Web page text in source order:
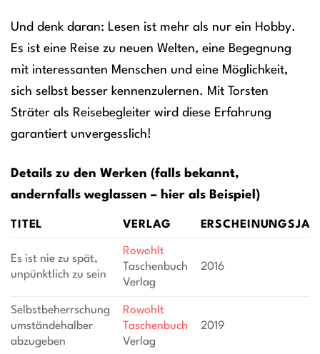
Und denk daran: Lesen ist mehr als nur ein Hobby.
Es ist eine Reise zu neuen Welten, eine Begegnung
mit interessanten Menschen und eine Möglichkeit,
sich selbst besser kennenzulernen. Mit Torsten
Sträter als Reisebegleiter wird diese Erfahrung
garantiert unvergesslich!
Details zu den Werken (falls bekannt,
andernfalls weglassen – hier als Beispiel)
TITEL VERLAG
Es ist nie zu spät,
unpünktlich zu sein
Rowohlt
Taschenbuch
Verlag
2016
Selbstbeherrschung
umständehalber
abzugeben
Rowohlt
Taschenbuch
Verlag
2019